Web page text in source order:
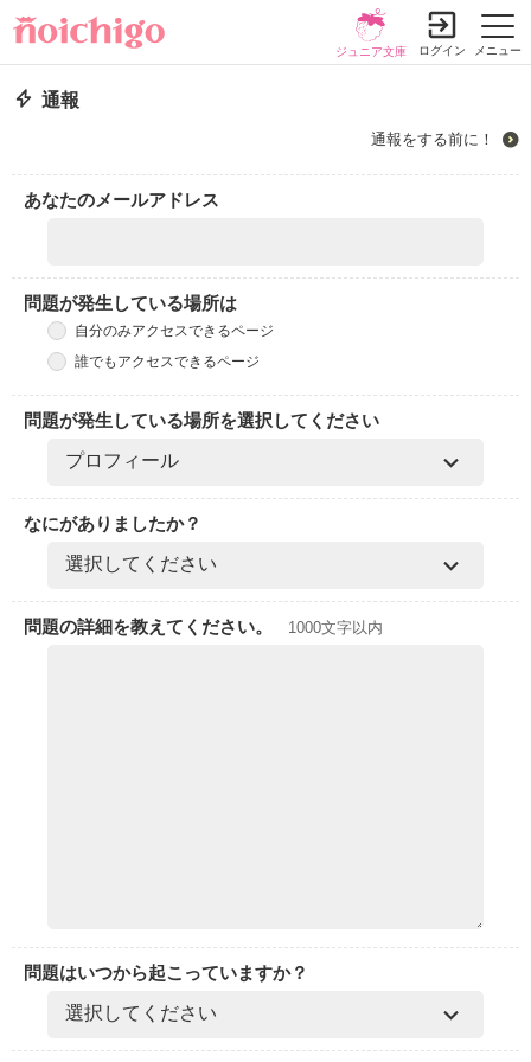
メニュー
ジュニア文庫 ログイン
通報
通報をする前に！
あなたのメールアドレス
問題が発生している場所は
自分のみアクセスできるページ
誰でもアクセスできるページ
問題が発生している場所を選択してください
なにがありましたか？
問題の詳細を教えてください。 1000文字以内
問題はいつから起こっていますか？